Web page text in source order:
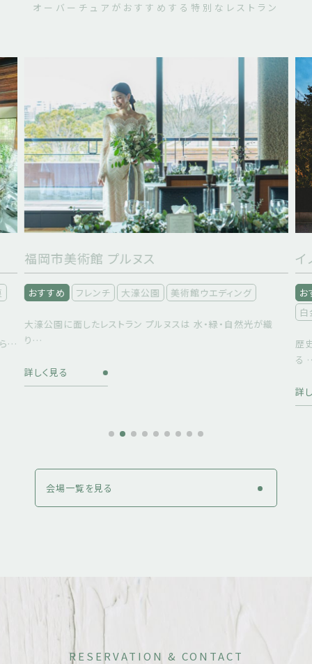
オーバーチュアがおすすめする特別なレストラン
イノベーティブ・フレンチ ワタハン
おすすめ イノベーティブフレンチ 一軒家貸切
歴史の持つ重厚感から 本質を見極め取り出してシンプルにす
会場一覧を見る
RESERVATION & CONTACT